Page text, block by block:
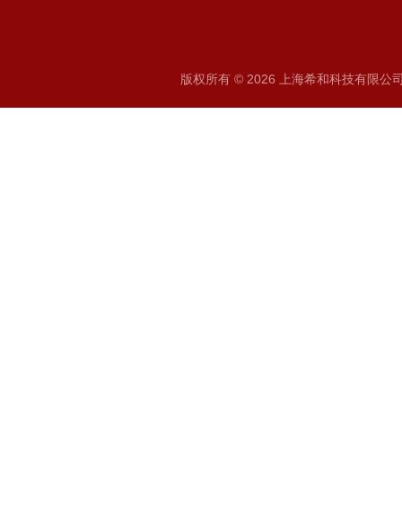
版权所有 © 2026 上海希和科技有限公